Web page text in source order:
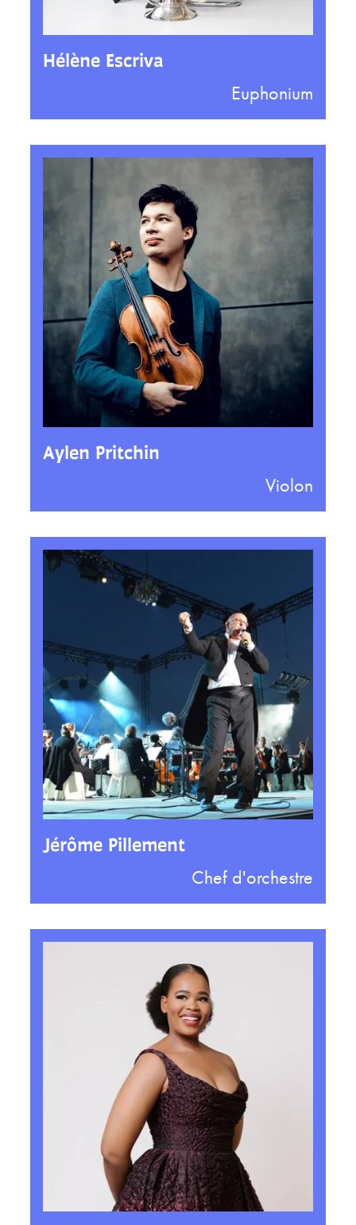
Hélène Escriva
Euphonium
Aylen Pritchin
Violon
Jérôme Pillement
Chef d'orchestre